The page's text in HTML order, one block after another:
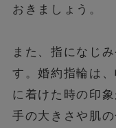
おきましょう。
また、指になじ
す。婚約指輪は
に着けた時の印
手の大きさや肌